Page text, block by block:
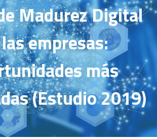
Madurez Digital
empresas:
más
(Estudio 2019)